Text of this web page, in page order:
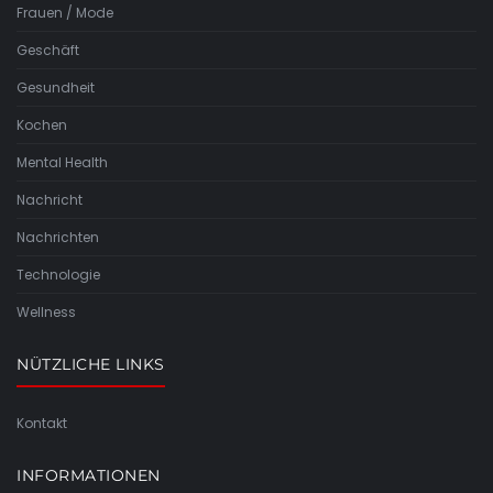
Frauen / Mode
Geschäft
Gesundheit
Kochen
Mental Health
Nachricht
Nachrichten
Technologie
Wellness
NÜTZLICHE LINKS
Kontakt
INFORMATIONEN